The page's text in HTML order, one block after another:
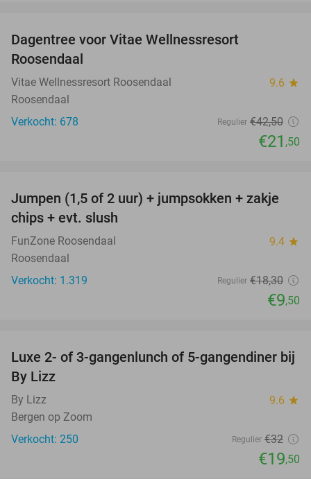
Dagentree voor Vitae Wellnessresort
Roosendaal
Vitae Wellnessresort Roosendaal 9.6 star
Roosendaal
Verkocht: 678
Regulier €42,50
€21 ,50
48%
Jumpen (1,5 of 2 uur) + jumpsokken + zakje
chips + evt. slush
FunZone Roosendaal 9.4 star
Roosendaal
Verkocht: 1.319
Regulier €18,30
€9,50
39%
Luxe 2- of 3-gangenlunch of 5-gangendiner bij
By Lizz
By Lizz 9.6 star
Bergen op Zoom
Verkocht: 250
Regulier €32
€19,50